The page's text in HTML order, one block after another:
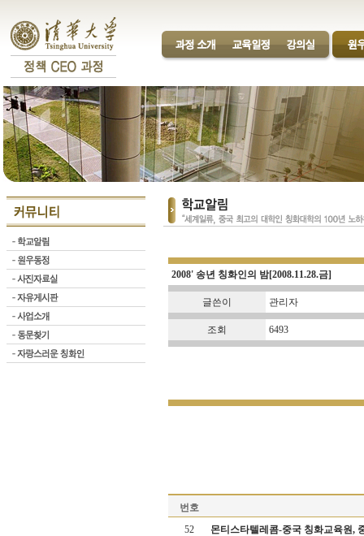
2008' 송년 칭화인의 밤[2008.11.28.금]
글쓴이 관리자
조회 6493
번호
52
몬티스타텔레콤­-중국 칭화교육원,